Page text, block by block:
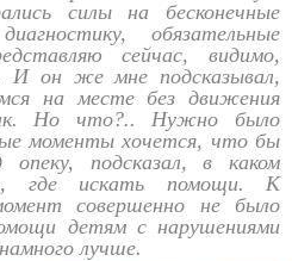
силы на бесконечные
обязательные
сейчас, видимо,
И он же мне подсказывал,
на месте без движения
Но что?.. Нужно было
моменты хочется, что бы
подсказал, в каком
где искать помощи. К
совершенно не было
детям с нарушениями
лучше.